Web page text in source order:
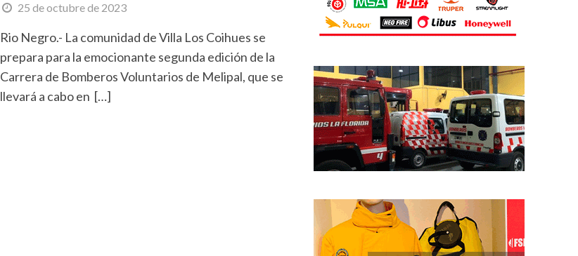
25 de octubre de 2023
Rio Negro.- La comunidad de Villa Los Coihues se
prepara para la emocionante segunda edición de la
Carrera de Bomberos Voluntarios de Melipal, que se
llevará a cabo en […]